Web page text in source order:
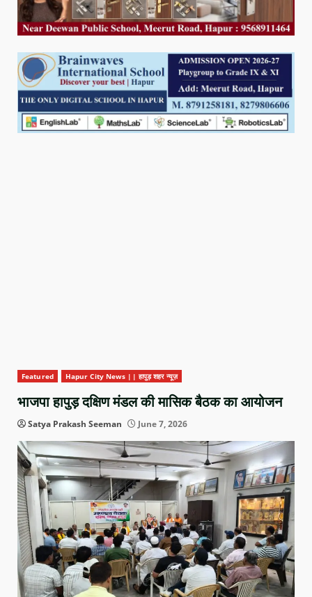
Featured Hapur City News || हापुड़ शहर न्यूज़
भाजपा हापुड़ दक्षिण मंडल की मासिक बैठक का आयोजन
Satya Prakash Seeman June 7, 2026